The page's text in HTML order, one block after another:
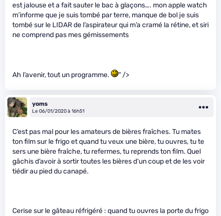
est jalouse et a fait sauter le bac à glaçons…. mon apple watch
m’informe que je suis tombé par terre, manque de bol je suis
tombé sur le LIDAR de l’aspirateur qui m’a cramé la rétine, et siri
ne comprend pas mes gémissements
Ah l’avenir, tout un programme. " />
yoms
Le 06/01/2020 à 16h51
C’est pas mal pour les amateurs de bières fraîches. Tu mates
ton film sur le frigo et quand tu veux une bière, tu ouvres, tu te
sers une bière fraîche, tu refermes, tu reprends ton film. Quel
gâchis d’avoir à sortir toutes les bières d’un coup et de les voir
tiédir au pied du canapé.
Cerise sur le gâteau réfrigéré : quand tu ouvres la porte du frigo